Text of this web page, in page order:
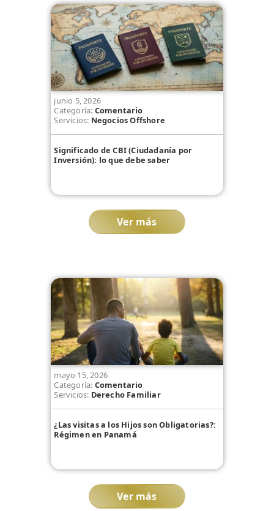
junio 5, 2026
Categoría: Comentario
Servicios: Negocios Offshore
Significado de CBI (Ciudadanía por
Inversión): lo que debe saber
Ver más
mayo 15, 2026
Categoría: Comentario
Servicios: Derecho Familiar
¿Las visitas a los Hijos son Obligatorias?:
Régimen en Panamá
Ver más